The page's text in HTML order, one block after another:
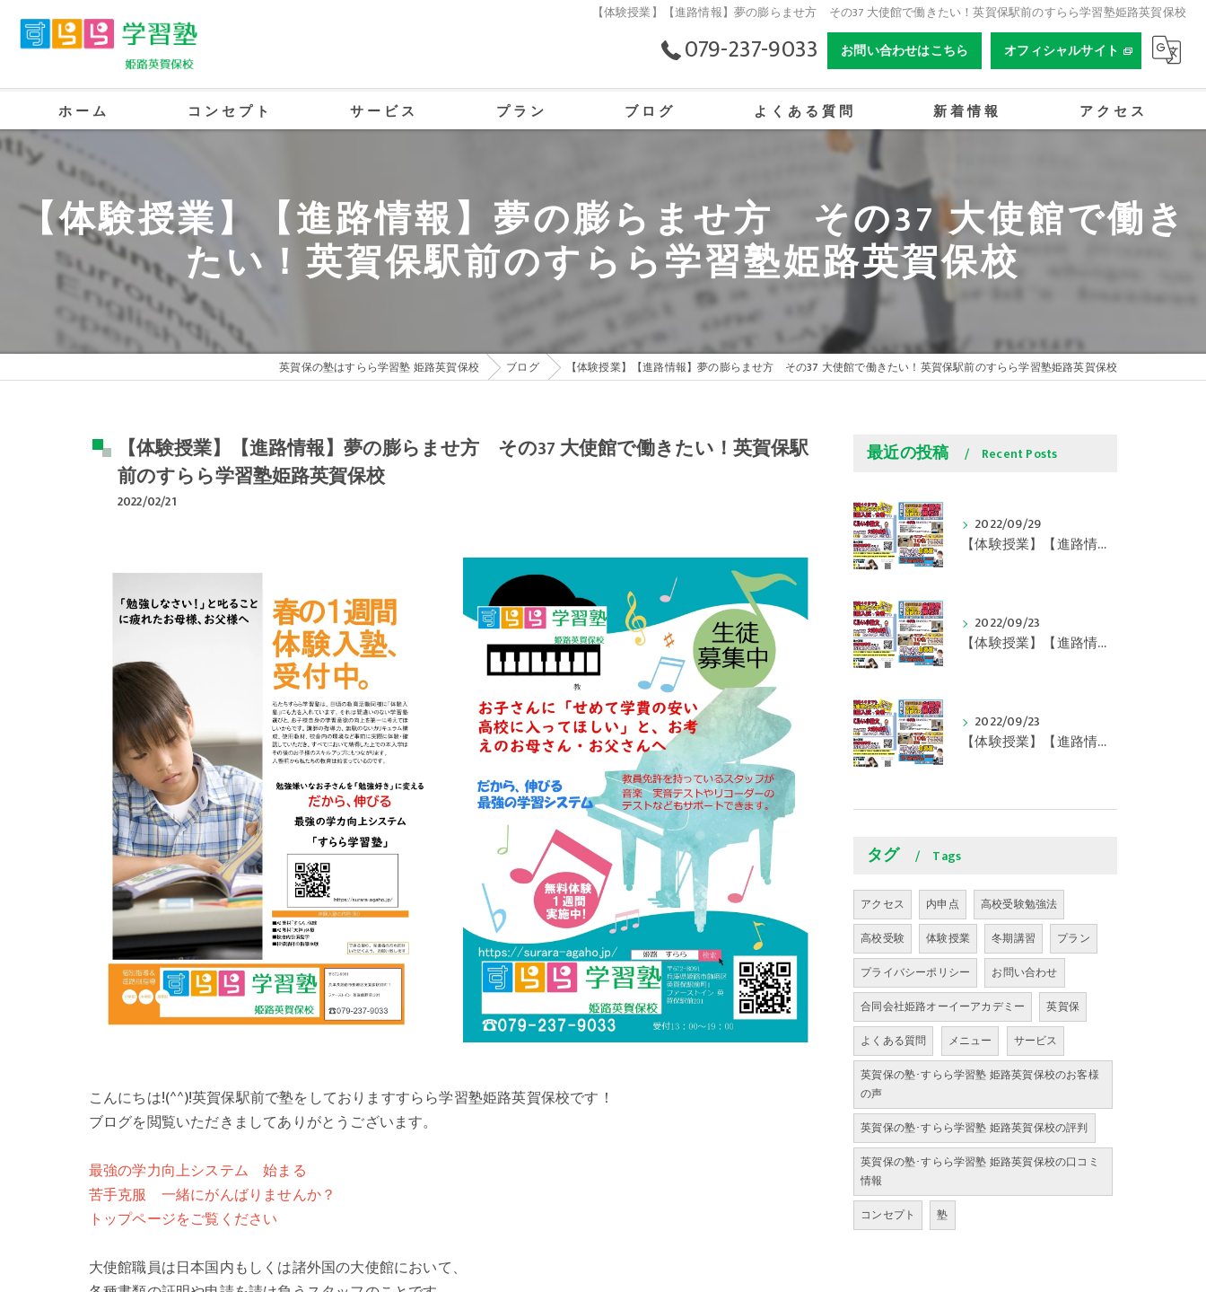
【体験授業】【進路情報】夢の膨らませ方 その37 大使館で働きたい！英賀保駅前のすらら学習塾姫路英賀保校
079-237-9033 お問い合わせはこちら オフィシャルサイト
ホーム コンセプト
英賀保の塾･すらら学習塾 姫路英賀保校の評判
英賀保の塾･すらら学習塾 姫路英賀保校のお客様の声
サービス プラン ブログ よくある質問 新着情報 アクセス
【体験授業】【進路情報】夢の膨らませ方 その37 大使館で働き
たい！英賀保駅前のすらら学習塾姫路英賀保校
英賀保の塾はすらら学習塾 姫路英賀保校 ブログ 【体験授業】【進路情報】夢の膨らませ方 その37 大使館で働きたい！英賀保駅前のすらら学習塾姫路英賀保校
【体験授業】【進路情報】夢の膨らませ方 その37 大使館で働きたい！英賀保駅
前のすらら学習塾姫路英賀保校
2022/02/21
こんにちは!(^^)!英賀保駅前で塾をしておりますすらら学習塾姫路英賀保校です！
ブログを閲覧いただきましてありがとうございます。
最強の学力向上システム 始まる
苦手克服 一緒にがんばりませんか？
トップページをご覧ください
大使館職員は日本国内もしくは諸外国の大使館において、
最近の投稿 Recent Posts
2022/09/29
【体験授業】【進路情報】学びの豆知識 その108 やはり、これに帰ってくる？｜英賀保駅前のすらら学習塾姫路英賀保校
2022/09/23
【体験授業】【進路情報】学びの豆知識 その107 実力テストや模試が苦手な人は｜英賀保駅前のすらら学習塾姫路英賀保校
2022/09/23
【体験授業】【進路情報】学びの豆知識 その106 やはり目的がないとモチベーションが上がらない ｜英賀保駅前のすらら学習塾姫路英賀保校
タグ Tags
アクセス 内申点
高校受験勉強法
高校受験
体験授業 冬期講習
プラン
プライバシーポリシー
お問い合わせ
合同会社姫路オーイーアカデミー
英賀保
よくある質問
メニュー
サービス
英賀保の塾･すらら学習塾 姫路英賀保校のお客様
の声
英賀保の塾･すらら学習塾 姫路英賀保校の評判
英賀保の塾･すらら学習塾 姫路英賀保校の口コミ
情報
コンセプト
塾